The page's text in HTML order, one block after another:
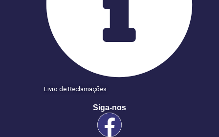
Livro de Reclamações
Siga-nos